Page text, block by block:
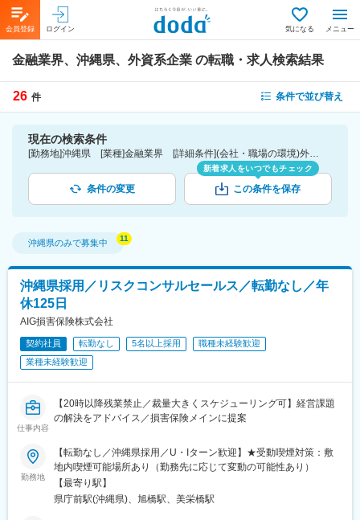
会員登録 ログイン 気になる メニュー
金融業界、沖縄県、外資系企業 の転職・求人検索結果
26 件 条件で並び替え
現在の検索条件
[勤務地]沖縄県 [業種]金融業界 [詳細条件](会社・職場の環境)外資系企業
条件の変更
新着求人をいつでもチェック
この条件を保存
沖縄県のみで募集中
沖縄県採用／リスクコンサルセールス／転勤なし／年
休125日
AIG損害保険株式会社
契約社員 転勤なし 5名以上採用
職種未経験歓迎
業種未経験歓迎
仕事内容
【20時以降残業禁止／裁量大きくスケジューリング可】経営課題
の解決をアドバイス／損害保険メインに提案
勤務地
【転勤なし／沖縄県採用／U・Iターン歓迎】★受動喫煙対策：敷
地内喫煙可能場所あり（勤務先に応じて変動の可能性あり）
【最寄り駅】
県庁前駅(沖縄県)、旭橋駅、美栄橋駅